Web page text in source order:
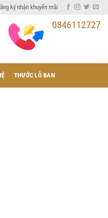
ký nhận khuyến mãi
0846112727
THƯỚC LỖ BAN